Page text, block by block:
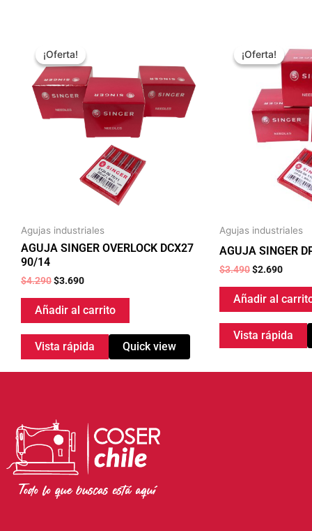
¡Oferta!
¡Oferta!
Agujas industriales
AGUJA SINGER OVERLOCK DCX27
90/14
$4.290
precio
original
$4.290.
$3.690
actual
es:
$3.690.
Añadir al carrito
Vista rápida Quick view
¡Oferta!
¡Oferta!
Agujas industriales
AGUJA SINGER
$3.490
precio
original
$3.490.
$2.690
precio
actual
es:
$2.690.
Añadir al
Vista rápida